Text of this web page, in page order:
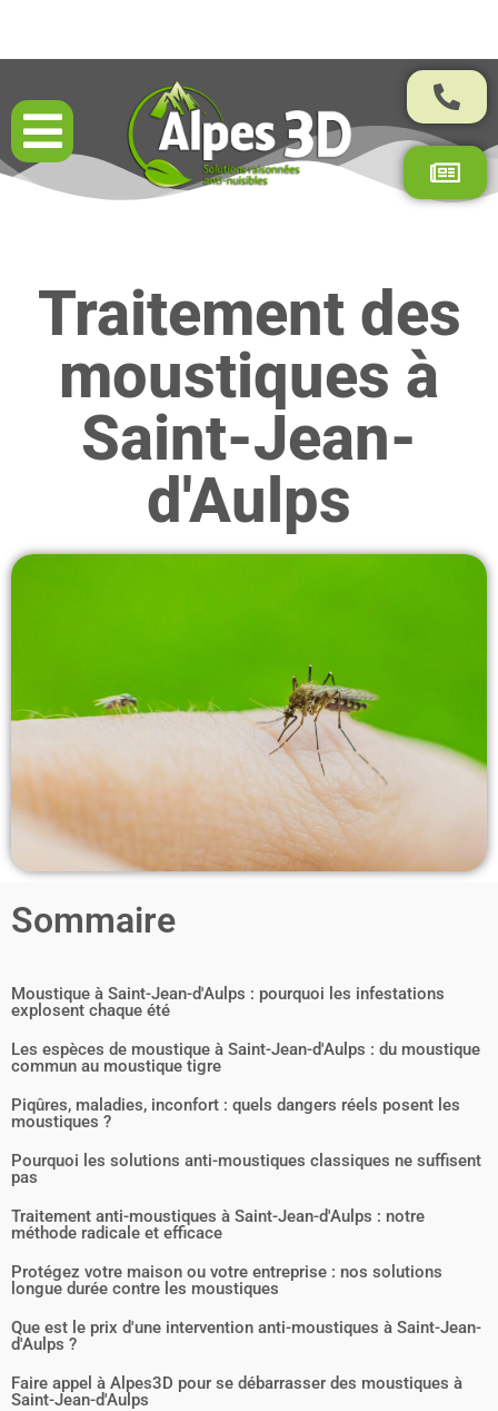
Résultats garantis par contrat
Traitement des
moustiques à
Saint-Jean-
d'Aulps
Sommaire
Moustique à Saint-Jean-d'Aulps : pourquoi les infestations
explosent chaque été
Les espèces de moustique à Saint-Jean-d'Aulps : du moustique
commun au moustique tigre
Piqûres, maladies, inconfort : quels dangers réels posent les
moustiques ?
Pourquoi les solutions anti-moustiques classiques ne suffisent
pas
Traitement anti-moustiques à Saint-Jean-d'Aulps : notre
méthode radicale et efficace
Protégez votre maison ou votre entreprise : nos solutions
longue durée contre les moustiques
Que est le prix d'une intervention anti-moustiques à Saint-Jean-
d'Aulps ?
Faire appel à Alpes3D pour se débarrasser des moustiques à
Saint-Jean-d'Aulps